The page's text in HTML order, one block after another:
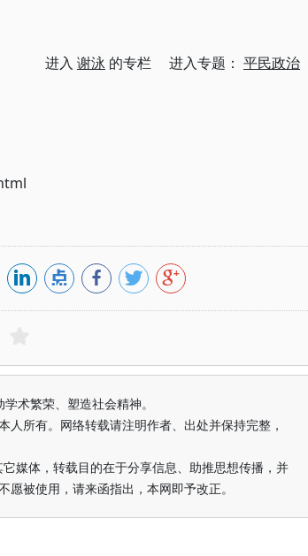
进入 谢泳 的专栏 进入专题： 平民政治
术繁荣、塑造社会精神。
所有。网络转载请注明作者、出处并保持完整，
媒体，转载目的在于分享信息、助推思想传播，并
被使用，请来函指出，本网即予改正。